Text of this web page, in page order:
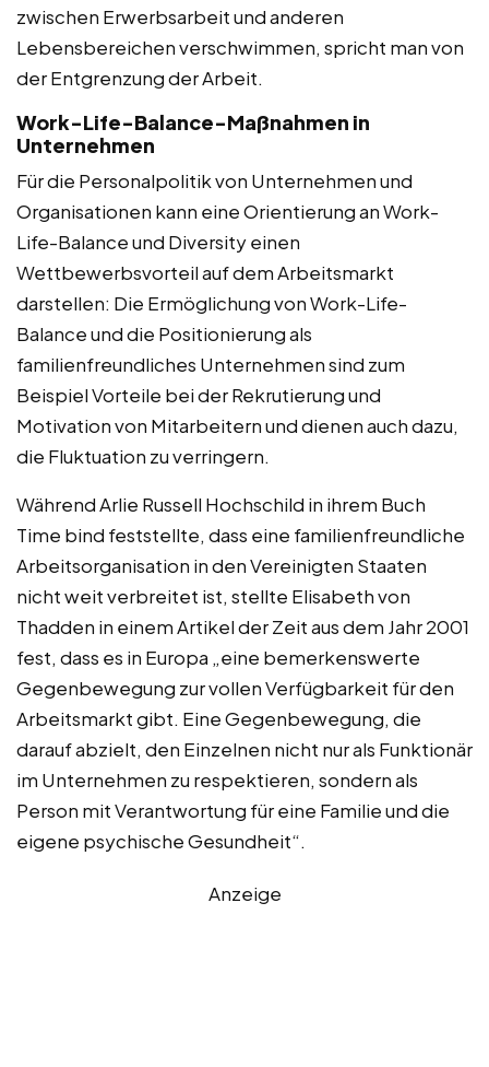
zwischen Erwerbsarbeit und anderen
Lebensbereichen verschwimmen, spricht man von
der Entgrenzung der Arbeit.
Work-Life-Balance-Maßnahmen in
Unternehmen
Für die Personalpolitik von Unternehmen und
Organisationen kann eine Orientierung an Work-
Life-Balance und Diversity einen
Wettbewerbsvorteil auf dem Arbeitsmarkt
darstellen: Die Ermöglichung von Work-Life-
Balance und die Positionierung als
familienfreundliches Unternehmen sind zum
Beispiel Vorteile bei der Rekrutierung und
Motivation von Mitarbeitern und dienen auch dazu,
die Fluktuation zu verringern.
Während Arlie Russell Hochschild in ihrem Buch
Time bind feststellte, dass eine familienfreundliche
Arbeitsorganisation in den Vereinigten Staaten
nicht weit verbreitet ist, stellte Elisabeth von
Thadden in einem Artikel der Zeit aus dem Jahr 2001
fest, dass es in Europa „eine bemerkenswerte
Gegenbewegung zur vollen Verfügbarkeit für den
Arbeitsmarkt gibt. Eine Gegenbewegung, die
darauf abzielt, den Einzelnen nicht nur als Funktionär
im Unternehmen zu respektieren, sondern als
Person mit Verantwortung für eine Familie und die
eigene psychische Gesundheit“.
Anzeige